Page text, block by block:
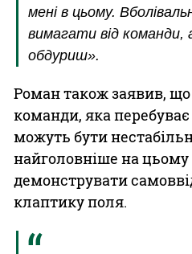
мені в цьому.
вимагати від
обдуриш».
Роман також заявив, що
команди, яка
можуть бути
найголовніше на цьому
демонструвати
клаптику поля.